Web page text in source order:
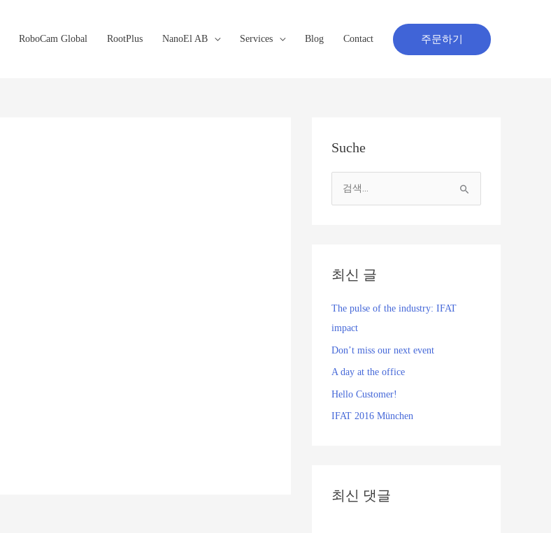
RoboCam Global RootPlus NanoEl AB Services Blog Contact 주문하기
Suche
최신 글
The pulse of the industry: IFAT
impact
Don’t miss our next event
A day at the office
Hello Customer!
IFAT 2016 München
최신 댓글